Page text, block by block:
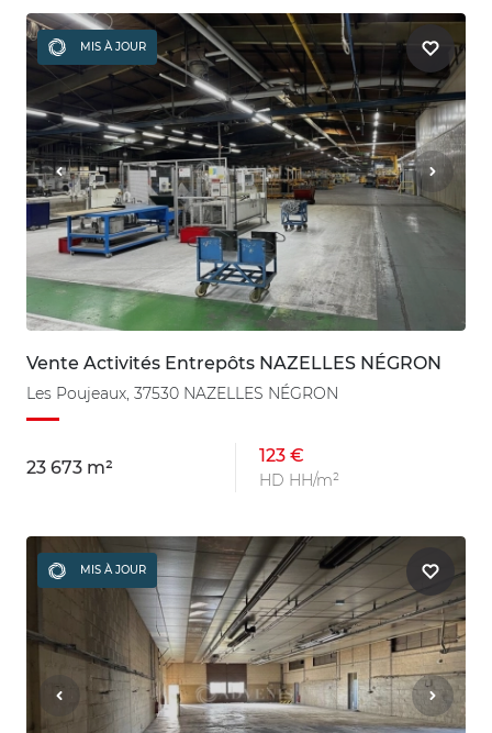
MIS À JOUR
Vente Activités Entrepôts NAZELLES NÉGRON
Les Poujeaux, 37530 NAZELLES NÉGRON
23 673 m²
123 €
HD HH/m²
MIS À JOUR